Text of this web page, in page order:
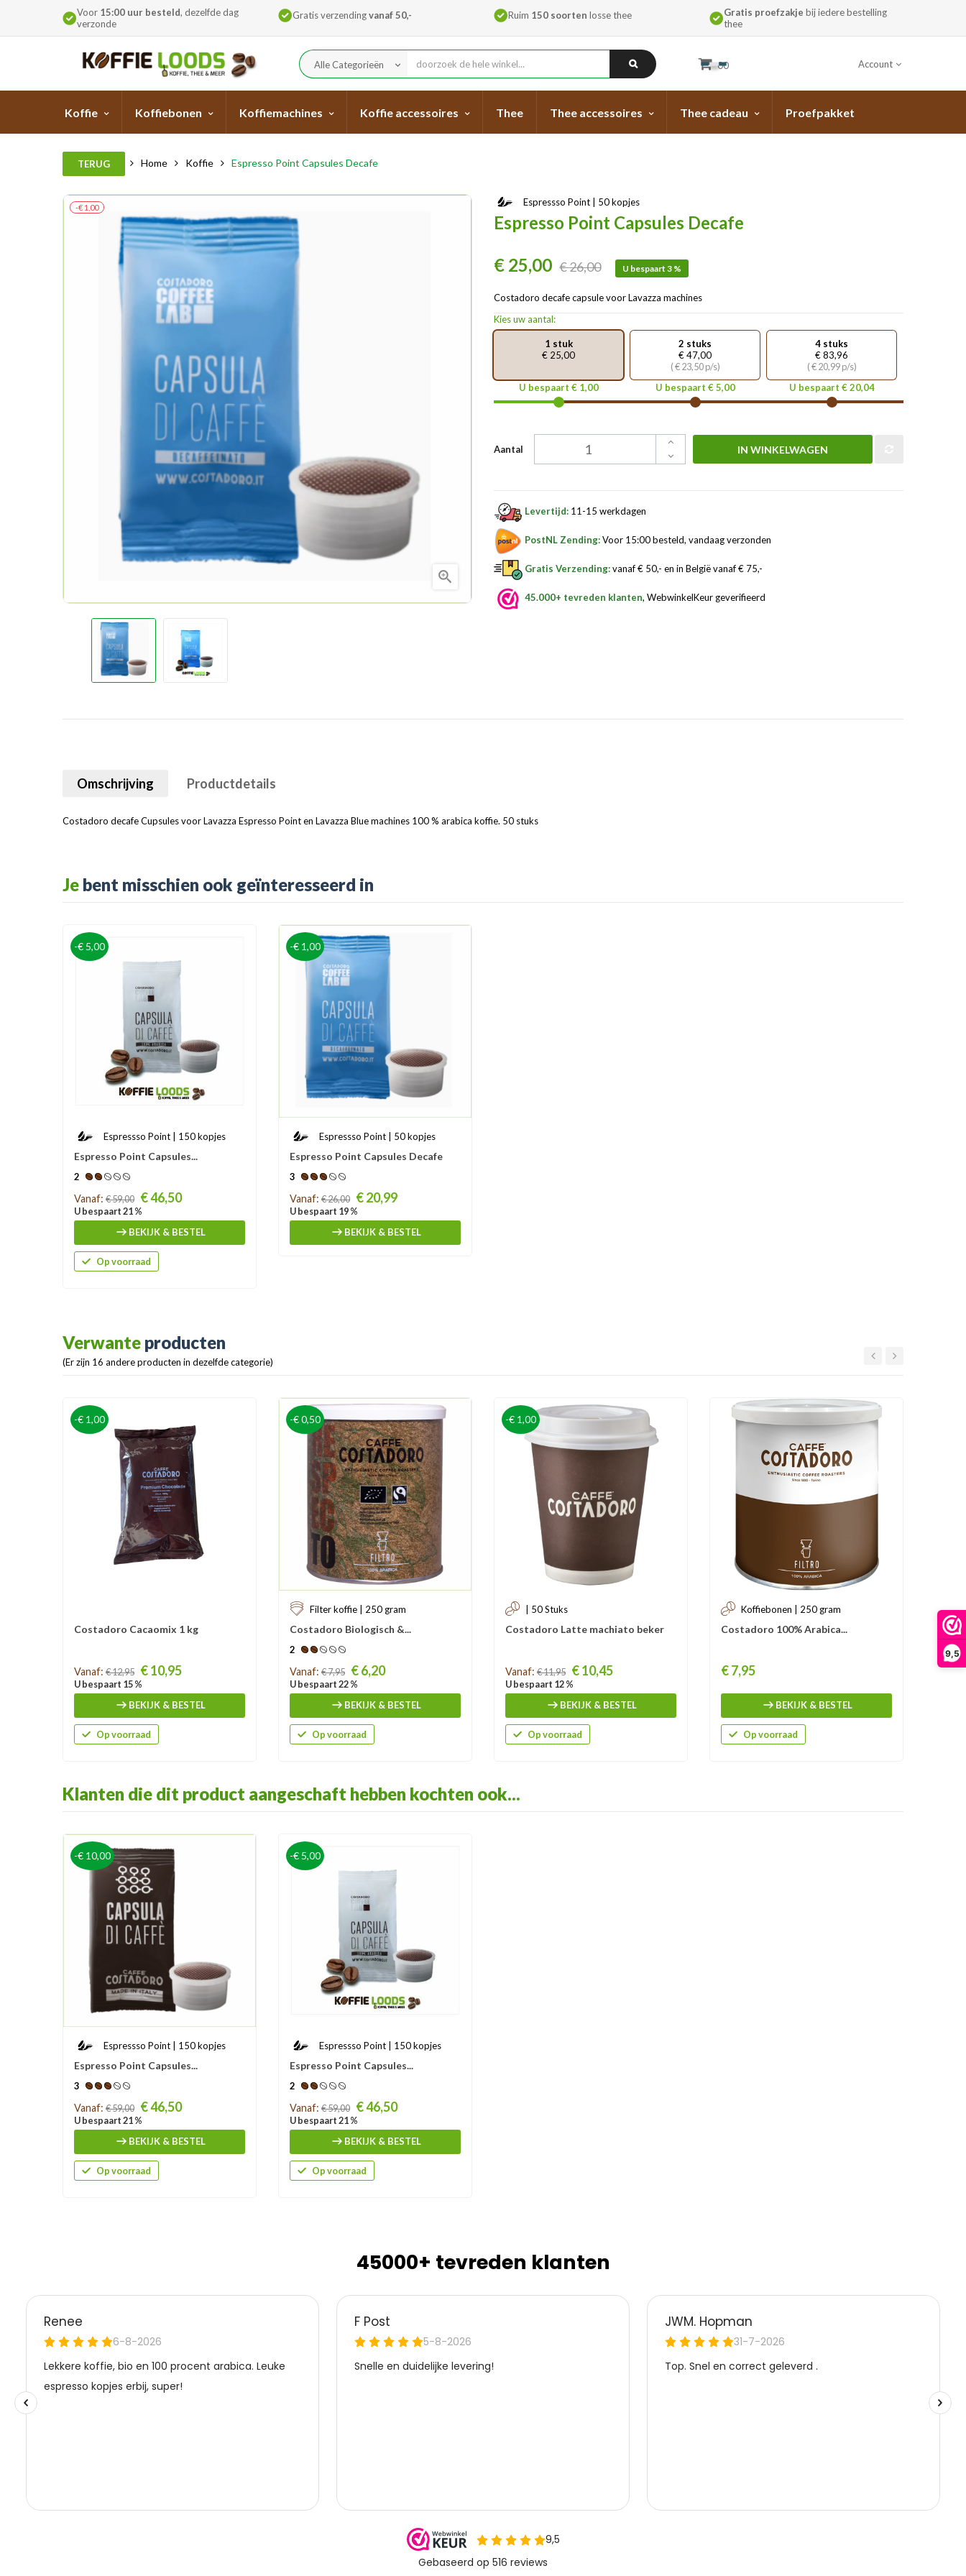
9,5
Voor 15:00 uur besteld, dezelfde dag
verzonde
Gratis verzendingvanaf 50,- Ruim 150 soorten losse thee Gratis proefzakje bij iedere bestelling
thee
Alle Categorieën keyboard_arrow_down 00 Account
Koffie Koffiebonen Koffiemachines Koffie accessoires Thee Thee accessoires Thee cadeau Proefpakket
TERUG Home Koffie Espresso Point Capsules Decafe
-€ 1,00

Espressso Point | 50 kopjes
Espresso Point Capsules Decafe
€ 25,00 € 26,00 U bespaart 3 %
Costadoro decafe capsule voor Lavazza machines
Kies uw aantal:
1 stuk
€ 25,00
U bespaart € 1,00
2 stuks
€ 47,00
( € 23,50 p/s)
U bespaart € 5,00
4 stuks
€ 83,96
( € 20,99 p/s)
U bespaart € 20,04
Aantal IN WINKELWAGEN
Levertijd: 11-15 werkdagen
PostNL Zending:Voor 15:00 besteld, vandaag verzonden
Gratis Verzending:vanaf € 50,- en in België vanaf € 75,-
45.000+ tevreden klanten, WebwinkelKeur geverifieerd
Omschrijving Productdetails
Costadoro decafe Cupsules voor Lavazza Espresso Point en Lavazza Blue machines 100 % arabica koffie. 50 stuks
Je bent misschien ook geïnteresseerd in
-€ 5,00
Espressso Point | 150 kopjes
Espresso Point Capsules...
2
Prijs
Vanaf: € 59,00 € 46,50
U bespaart 21 %
BEKIJK & BESTEL
Op voorraad
-€ 1,00
Espressso Point | 50 kopjes
Espresso Point Capsules Decafe
3
Prijs
Vanaf: € 26,00 € 20,99
U bespaart 19 %
BEKIJK & BESTEL
Verwante producten
(Er zijn 16 andere producten in dezelfde categorie)
-€ 1,00
Costadoro Cacaomix 1 kg
Prijs
Vanaf: € 12,95 € 10,95
U bespaart 15 %
BEKIJK & BESTEL
Op voorraad
-€ 0,50
Filter koffie | 250 gram
Costadoro Biologisch &...
2
Prijs
Vanaf: € 7,95 € 6,20
U bespaart 22 %
BEKIJK & BESTEL
Op voorraad
-€ 1,00
| 50 Stuks
Costadoro Latte machiato beker
Prijs
Vanaf: € 11,95 € 10,45
U bespaart 12 %
BEKIJK & BESTEL
Op voorraad
Koffiebonen | 250 gram
Costadoro 100% Arabica...
Prijs
€ 7,95
BEKIJK & BESTEL
Op voorraad
Prijs
Vanaf:
Klanten die dit product aangeschaft hebben kochten ook...
-€ 10,00
Espressso Point | 150 kopjes
Espresso Point Capsules...
3
Prijs
Vanaf: € 59,00 € 46,50
U bespaart 21 %
BEKIJK & BESTEL
Op voorraad
-€ 5,00
Espressso Point | 150 kopjes
Espresso Point Capsules...
2
Prijs
Vanaf: € 59,00 € 46,50
U bespaart 21 %
BEKIJK & BESTEL
Op voorraad
45000+ tevreden klanten